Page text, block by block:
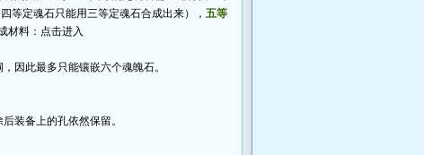
等定魂石只能用三等定魂石合成出来）， 五等
材料： 点击进入
此最多只能镶嵌六个魂魄石。
装备上的孔依然保留。